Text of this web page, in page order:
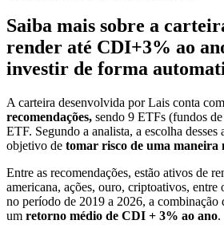
Saiba mais sobre a
render até CDI+3% ao
investir de forma
A carteira desenvolvida por Lais conta com
recomendações, sendo 9 ETFs (fundos
ETF. Segundo a analista, a escolha
objetivo de tomar risco de uma maneira
Entre as recomendações, estão ativos de
americana, ações, ouro, criptoativos,
no período de 2019 a 2026, a combinação
um retorno médio de CDI + 3% ao ano.